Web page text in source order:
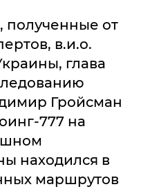
полученные от
в.и.о.
глава
Гройсман
777 на
находился в
маршрутов